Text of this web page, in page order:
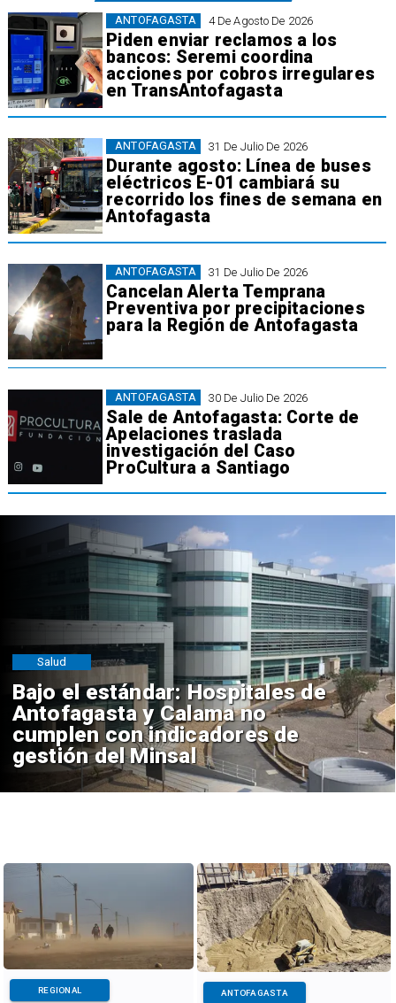
4 De Agosto De 2026
Piden enviar reclamos a los
bancos: Seremi coordina
acciones por cobros irregulares
en TransAntofagasta
ANTOFAGASTA
31 De Julio De 2026
Durante agosto: Línea de buses
eléctricos E-01 cambiará su
recorrido los fines de semana en
Antofagasta
ANTOFAGASTA
31 De Julio De 2026
Cancelan Alerta Temprana
Preventiva por precipitaciones
para la Región de Antofagasta
ANTOFAGASTA
30 De Julio De 2026
Sale de Antofagasta: Corte de
Apelaciones traslada
investigación del Caso
ProCultura a Santiago
ANTOFAGASTA
Bajo el estándar: Hospitales de
Antofagasta y Calama no
cumplen con indicadores de
gestión del Minsal
Salud
REGIONAL ANTOFAGASTA